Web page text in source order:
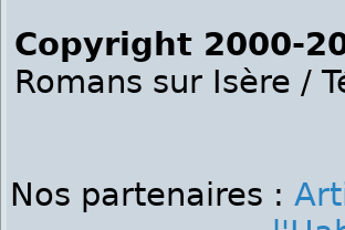
Copyright 2000-
Romans sur Isère /
Nos partenaires :